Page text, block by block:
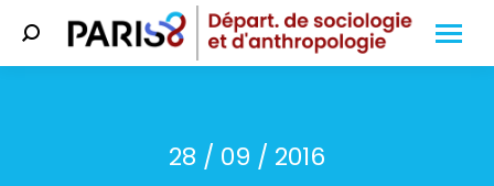
Search:
28 / 09 / 2016